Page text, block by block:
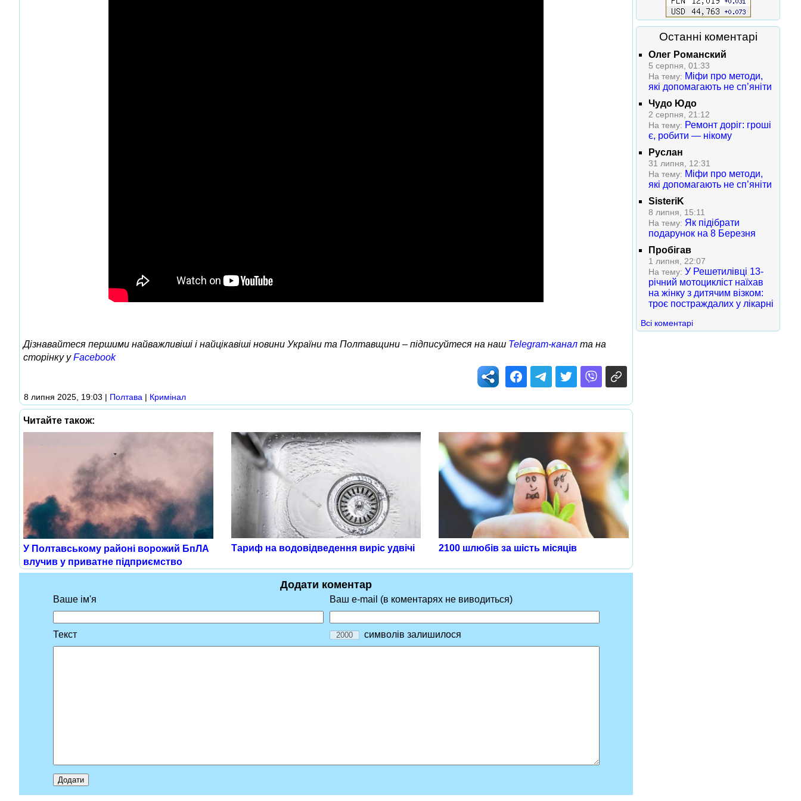
Дізнавайтеся першими найважливіші і найцікавіші новини України та Полтавщини – підписуйтеся на наш Telegram-канал та на
сторінку уFacebook
8 липня 2025, 19:03 | Полтава | Кримінал
Читайте також:
У Полтавському районі ворожий БпЛА
влучив у приватне підприємство
Тариф на водовідведення виріс удвічі 2100 шлюбів за шість місяців
Додати коментар
Ваше ім'я Ваш e-mail (в коментарях не виводиться)
Текст символів залишилося
Останні коментарі
Олег Романский
5 серпня, 01:33
На тему: Міфи про методи,
які допомагають не сп’яніти
Чудо Юдо
2 серпня, 21:12
На тему: Ремонт доріг: гроші
є, робити — нікому
Руслан
31 липня, 12:31
На тему: Міфи про методи,
які допомагають не сп’яніти
SisteriK
8 липня, 15:11
На тему: Як підібрати
подарунок на 8 Березня
Пробігав
1 липня, 22:07
На тему: У Решетилівці 13-
річний мотоцикліст наїхав
на жінку з дитячим візком:
троє постраждалих у лікарні
Всі коментарі